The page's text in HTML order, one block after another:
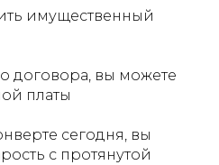
имущественный
договора, вы можете
платы
сегодня, вы
с протянутой